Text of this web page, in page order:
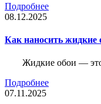
Подробнее
08.12.2025
Как наносить жидкие
Жидкие обои — это
Подробнее
07.11.2025